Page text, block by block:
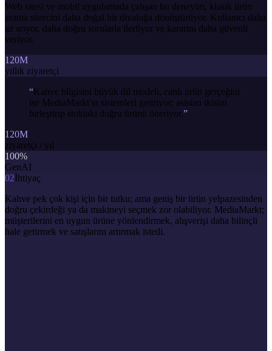
Web sitesi ve mobil uygulamada çalışan bu deneyim, klasik ürün
arama sürecini daha doğal bir diyaloğa dönüştürüyor. Kullanıcı daha
az arıyor, daha doğru sorularla ilerliyor ve kararını daha güvenli
veriyor.
120M
yıllık ziyaretçi
“Kahve bilgisini büyük dil modeli, canlı ürün gerçeğini
ise MediaMarkt'ın sistemleri getiriyor; asistan ikisini
birleştirip stoktaki doğru ürünü öneriyor.”
120M
ziyaretçi / yıl
100%
GenAI
02İhtiyaç
Kahve pek çok kişi için bir tutku; ama geniş bir ürün yelpazesinden
doğru çekirdeği ya da makineyi seçmek zor olabiliyor. MediaMarkt;
müşterilerini en uygun ürüne yönlendirmek, alışverişi daha bilinçli
hale getirmek ve satışlarını artırmak istedi.